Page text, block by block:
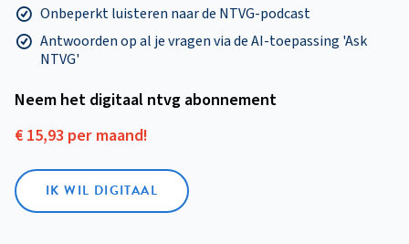
Onbeperkt luisteren naar de NTVG-podcast
Antwoorden op al je vragen via de AI-toepassing 'Ask
NTVG'
Neem het digitaal ntvg abonnement
€ 15,93 per maand!
IK WIL DIGITAAL